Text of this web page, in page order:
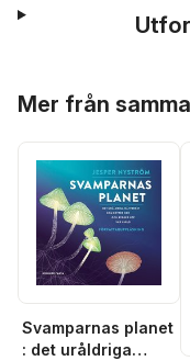
Mer från
Svamparnas planet
: det uråldriga